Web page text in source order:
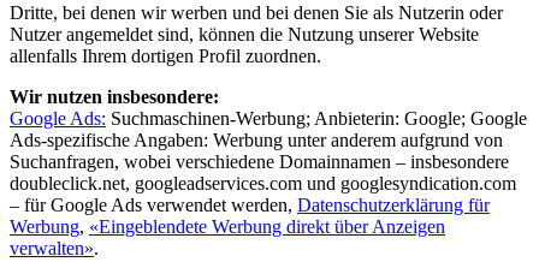
Dritte, bei denen wir werben und bei denen Sie als Nutzerin oder
Nutzer angemeldet sind, können die Nutzung unserer Website
allenfalls Ihrem dortigen Profil zuordnen.
Wir nutzen insbesondere:
Google Ads: Suchmaschinen-Werbung; Anbieterin: Google; Google
Ads-spezifische Angaben: Werbung unter anderem aufgrund von
Suchanfragen, wobei verschiedene Domainnamen – insbesondere
doubleclick.net, googleadservices.com und googlesyndication.com
– für Google Ads verwendet werden, Datenschutzerklärung für
Werbung, «Eingeblendete Werbung direkt über Anzeigen
verwalten».